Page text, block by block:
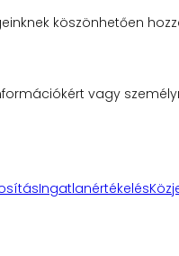
köszönhetően
vagy
Ingatlanértékelés